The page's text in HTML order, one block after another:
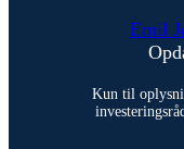
Emil
Kun til